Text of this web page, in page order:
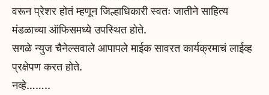
वरून प्रेशर होतं म्हणून जिल्हाधिकारी स्वतः जातीने साहित्य
मंडळाच्या ऑफिसमध्ये उपस्थित होते.
सगळे न्युज चैनेल्सवाले आपापले माईक सावरत कार्यक्रमाचं लाईव्ह
प्रक्षेपण करत होते.
नव्हे……..